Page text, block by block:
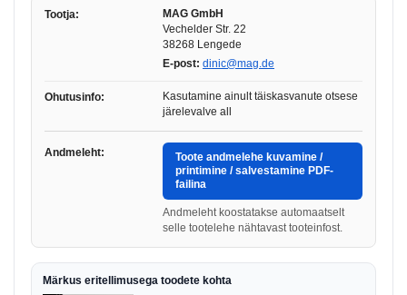
Tootja:
MAG GmbH
Vechelder Str. 22
38268 Lengede
E-post: dinic@mag.de
Ohutusinfo:
Kasutamine ainult täiskasvanute otsese
järelevalve all
Andmeleht:
Toote andmelehe kuvamine /
printimine / salvestamine PDF-
failina
Andmeleht koostatakse automaatselt
selle tootelehe nähtavast tooteinfost.
Märkus eritellimusega toodete kohta